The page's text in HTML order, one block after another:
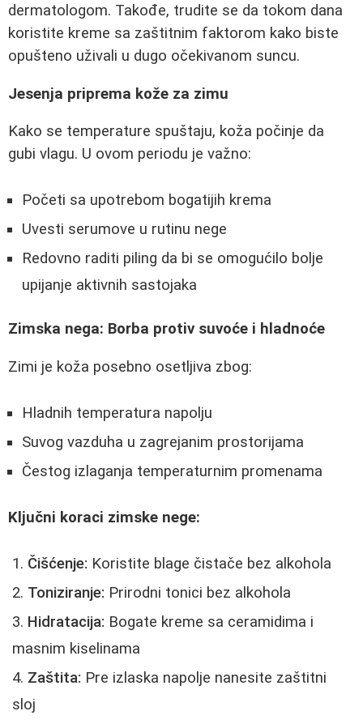
dermatologom. Takođe, trudite se da tokom dana
koristite kreme sa zaštitnim faktorom kako biste
opušteno uživali u dugo očekivanom suncu.
Jesenja priprema kože za zimu
Kako se temperature spuštaju, koža počinje da
gubi vlagu. U ovom periodu je važno:
Početi sa upotrebom bogatijih krema
Uvesti serumove u rutinu nege
Redovno raditi piling da bi se omogućilo bolje
upijanje aktivnih sastojaka
Zimska nega: Borba protiv suvoće i hladnoće
Zimi je koža posebno osetljiva zbog:
Hladnih temperatura napolju
Suvog vazduha u zagrejanim prostorijama
Čestog izlaganja temperaturnim promenama
Ključni koraci zimske nege:
Čišćenje: Koristite blage čistače bez alkohola
Toniziranje: Prirodni tonici bez alkohola
Hidratacija: Bogate kreme sa ceramidima i
masnim kiselinama
Zaštita: Pre izlaska napolje nanesite zaštitni
sloj